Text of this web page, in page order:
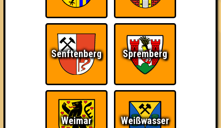
The Last of Us Wir sind ERSTER?! Streber
Senftenberg Spremberg
Weimar Weißwasser